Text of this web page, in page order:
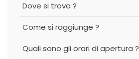
Dove si trova ?
Come si raggiunge ?
Quali sono gli orari di apertura ?